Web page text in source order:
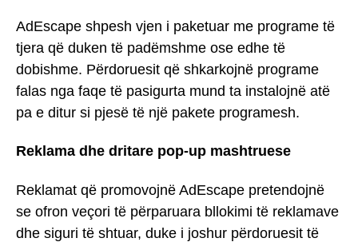
AdEscape shpesh vjen i paketuar me programe të
tjera që duken të padëmshme ose edhe të
dobishme. Përdoruesit që shkarkojnë programe
falas nga faqe të pasigurta mund ta instalojnë atë
pa e ditur si pjesë të një pakete programesh.
Reklama dhe dritare pop-up mashtruese
Reklamat që promovojnë AdEscape pretendojnë
se ofron veçori të përparuara bllokimi të reklamave
dhe siguri të shtuar, duke i joshur përdoruesit të